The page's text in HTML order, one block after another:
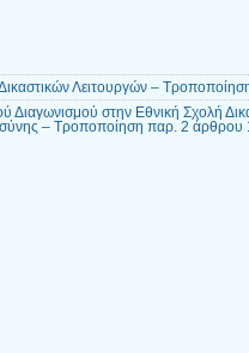
Λειτουργών –
στην Εθνική Σχολή
– Τροποποίηση παρ. 2 άρθρου